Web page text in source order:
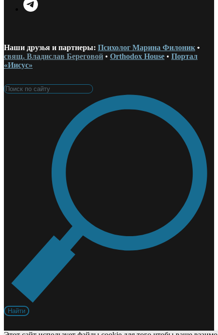
Наши друзья и партнеры: Психолог Марина Филоник •
свящ. Владислав Береговой • Orthodox House • Портал
«Иисус»
Найти